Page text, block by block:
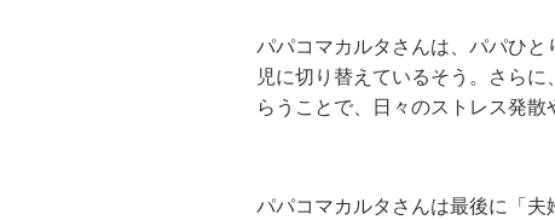
パパコマカルタさんは、パパひ
児に切り替えているそう。さら
らうことで、日々のストレス発散
パパコマカルタさんは最後に「夫